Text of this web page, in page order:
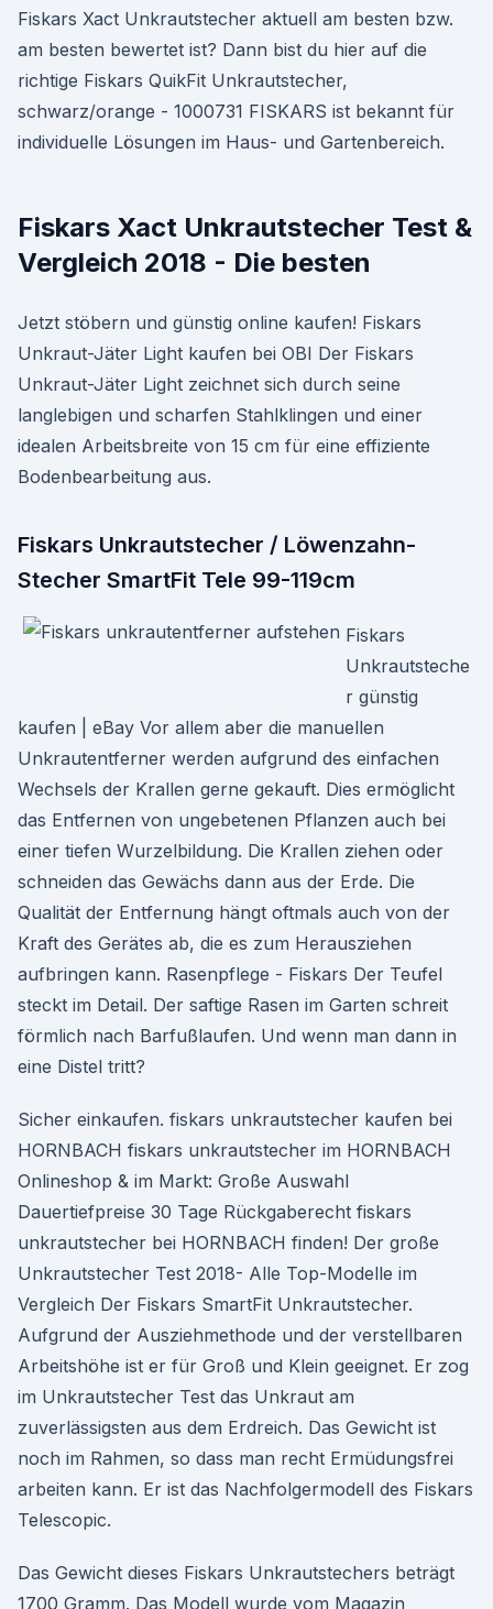
Fiskars Xact Unkrautstecher aktuell am besten bzw.
am besten bewertet ist? Dann bist du hier auf die
richtige Fiskars QuikFit Unkrautstecher,
schwarz/orange - 1000731 FISKARS ist bekannt für
individuelle Lösungen im Haus- und Gartenbereich.
Fiskars Xact Unkrautstecher Test &
Vergleich 2018 - Die besten
Jetzt stöbern und günstig online kaufen! Fiskars
Unkraut-Jäter Light kaufen bei OBI Der Fiskars
Unkraut-Jäter Light zeichnet sich durch seine
langlebigen und scharfen Stahlklingen und einer
idealen Arbeitsbreite von 15 cm für eine effiziente
Bodenbearbeitung aus.
Fiskars Unkrautstecher / Löwenzahn-
Stecher SmartFit Tele 99-119cm
Fiskars
Unkrautsteche
r günstig
kaufen | eBay Vor allem aber die manuellen
Unkrautentferner werden aufgrund des einfachen
Wechsels der Krallen gerne gekauft. Dies ermöglicht
das Entfernen von ungebetenen Pflanzen auch bei
einer tiefen Wurzelbildung. Die Krallen ziehen oder
schneiden das Gewächs dann aus der Erde. Die
Qualität der Entfernung hängt oftmals auch von der
Kraft des Gerätes ab, die es zum Herausziehen
aufbringen kann. Rasenpflege - Fiskars Der Teufel
steckt im Detail. Der saftige Rasen im Garten schreit
förmlich nach Barfußlaufen. Und wenn man dann in
eine Distel tritt?
Sicher einkaufen. fiskars unkrautstecher kaufen bei
HORNBACH fiskars unkrautstecher im HORNBACH
Onlineshop & im Markt: Große Auswahl
Dauertiefpreise 30 Tage Rückgaberecht fiskars
unkrautstecher bei HORNBACH finden! Der große
Unkrautstecher Test 2018- Alle Top-Modelle im
Vergleich Der Fiskars SmartFit Unkrautstecher.
Aufgrund der Ausziehmethode und der verstellbaren
Arbeitshöhe ist er für Groß und Klein geeignet. Er zog
im Unkrautstecher Test das Unkraut am
zuverlässigsten aus dem Erdreich. Das Gewicht ist
noch im Rahmen, so dass man recht Ermüdungsfrei
arbeiten kann. Er ist das Nachfolgermodell des Fiskars
Telescopic.
Das Gewicht dieses Fiskars Unkrautstechers beträgt
1700 Gramm. Das Modell wurde vom Magazin